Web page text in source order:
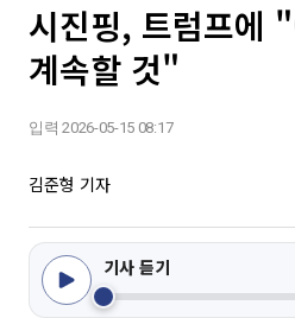
시진핑, 트럼프에
계속할 것"
입력 2026-05-15 08:17
김준형 기자
기사 듣기